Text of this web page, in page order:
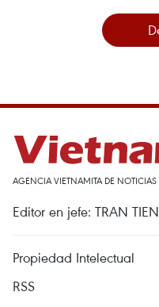
AGENCIA VIETNAMITA DE NOTICIAS
Editor en jefe: TRAN
Propiedad Intelectual
RSS